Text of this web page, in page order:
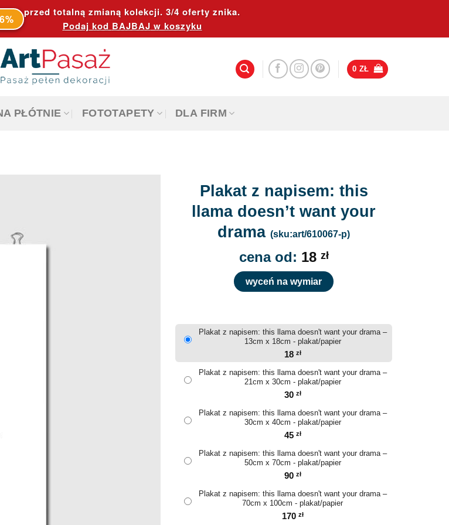
przed totalną zmianą kolekcji. 3/4 oferty znika.
Podaj kod BAJBAJ w koszyku
0 ZŁ
PŁÓTNIE FOTOTAPETY DLA FIRM
Plakat z napisem: this
llama doesn’t want your
drama (sku:art/610067-p)
cena od: 18 zł
wyceń na wymiar
Plakat z napisem: this llama doesn't want your drama –
13cm x 18cm - plakat/papier
18 zł
Plakat z napisem: this llama doesn't want your drama –
21cm x 30cm - plakat/papier
30 zł
Plakat z napisem: this llama doesn't want your drama –
30cm x 40cm - plakat/papier
45 zł
Plakat z napisem: this llama doesn't want your drama –
50cm x 70cm - plakat/papier
90 zł
Plakat z napisem: this llama doesn't want your drama –
70cm x 100cm - plakat/papier
170 zł